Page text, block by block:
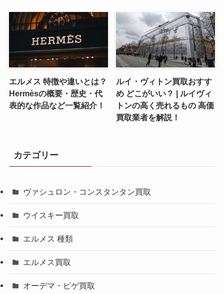
エルメス 特徴や違いとは？
Hermèsの概要・歴史・代
表的な作品など一覧紹介！
ルイ・ヴィトン買取おすす
め どこがいい？ | ルイヴィ
トンの高く売れるもの 高価
買取業者を解説！
カテゴリー
ヴァシュロン・コンスタンタン買取
ウイスキー買取
エルメス 種類
エルメス買取
オーデマ・ピゲ買取